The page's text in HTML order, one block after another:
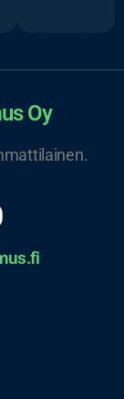
Oy